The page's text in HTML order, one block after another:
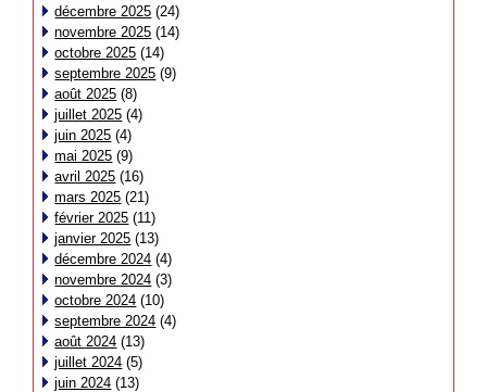
décembre 2025 (24)
novembre 2025 (14)
octobre 2025 (14)
septembre 2025 (9)
août 2025 (8)
juillet 2025 (4)
juin 2025 (4)
mai 2025 (9)
avril 2025 (16)
mars 2025 (21)
février 2025 (11)
janvier 2025 (13)
décembre 2024 (4)
novembre 2024 (3)
octobre 2024 (10)
septembre 2024 (4)
août 2024 (13)
juillet 2024 (5)
juin 2024 (13)